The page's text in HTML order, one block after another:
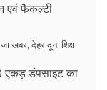
एवं फैकल्टी
खबर देहरादून, शिक्षा
एकड़ डंपसाइट का